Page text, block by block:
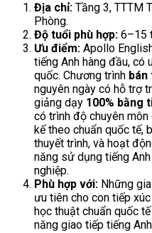
Địa chỉ: Tầng 3, TTTM
Phòng.
Độ tuổi phù hợp: 6–15
Ưu điểm: Apollo
tiếng Anh hàng đầu, có
quốc. Chương trình
nguyên ngày có hỗ trợ
giảng dạy 100% bằng
có trình độ chuyên
kế theo chuẩn quốc tế,
thuyết trình, và hoạt
năng sử dụng tiếng
nghiệp.
Phù hợp với: Những
ưu tiên cho con tiếp
học thuật chuẩn quốc
năng giao tiếp tiếng